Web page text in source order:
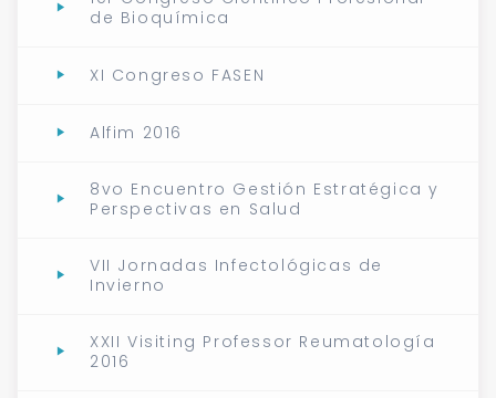
de Bioquímica
XI Congreso FASEN
Alfim 2016
8vo Encuentro Gestión Estratégica y
Perspectivas en Salud
VII Jornadas Infectológicas de
Invierno
XXII Visiting Professor Reumatología
2016